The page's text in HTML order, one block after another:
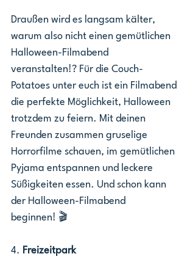
Draußen wird es langsam kälter,
warum also nicht einen gemütlichen
Halloween-Filmabend
veranstalten!? Für die Couch-
Potatoes unter euch ist ein Filmabend
die perfekte Möglichkeit, Halloween
trotzdem zu feiern. Mit deinen
Freunden zusammen gruselige
Horrorfilme schauen, im gemütlichen
Pyjama entspannen und leckere
Süßigkeiten essen. Und schon kann
der Halloween-Filmabend
beginnen! 🎬
4. Freizeitpark